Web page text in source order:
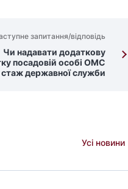
запитання/відповідь
Чи надавати додаткову
посадовій особі ОМС
стаж державної служби
Усі новини